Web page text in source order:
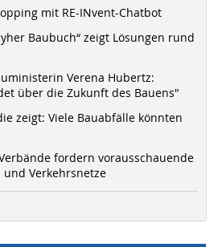
mit RE-INvent-Chatbot
Baubuch“ zeigt Lösungen rund
Verena Hubertz:
über die Zukunft des Bauens"
zeigt: Viele Bauabfälle könnten
fordern vorausschauende
Verkehrsnetze